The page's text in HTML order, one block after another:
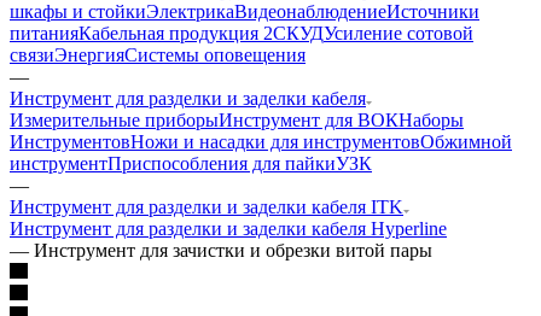
шкафы и стойкиЭлектрикаВидеонаблюдениеИсточники
питанияКабельная продукция 2СКУДУсиление сотовой
связиЭнергияСистемы оповещения
—
Инструмент для разделки и заделки кабеля
Измерительные приборыИнструмент для ВОКНаборы
ИнструментовНожи и насадки для инструментовОбжимной
инструментПриспособления для пайкиУЗК
—
Инструмент для разделки и заделки кабеля ITK
Инструмент для разделки и заделки кабеля Hyperline
— Инструмент для зачистки и обрезки витой пары